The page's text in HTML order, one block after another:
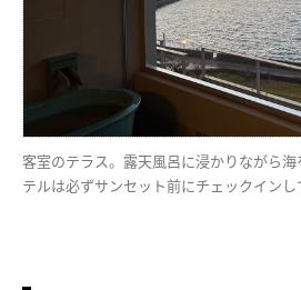
客室のテラス。露天風呂に浸かりながら
テルは必ずサンセット前にチェックインし